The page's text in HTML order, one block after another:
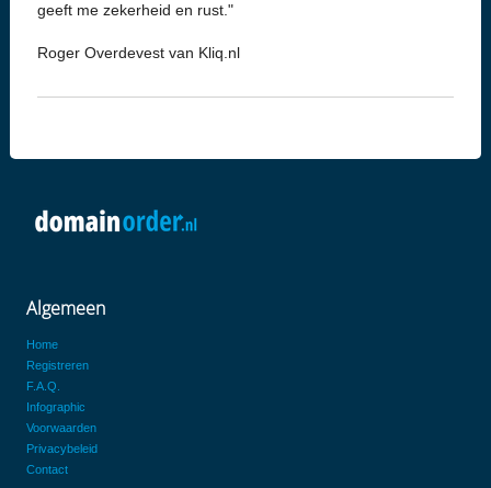
geeft me zekerheid en rust."
Roger Overdevest van Kliq.nl
Algemeen
Home
Registreren
F.A.Q.
Infographic
Voorwaarden
Privacybeleid
Contact